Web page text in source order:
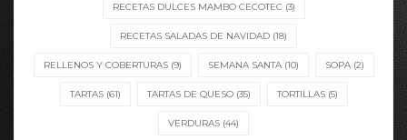
RECETAS DULCES MAMBO CECOTEC (3)
RECETAS SALADAS DE NAVIDAD (18)
RELLENOS Y COBERTURAS(9) SEMANA SANTA(10) SOPA(2)
TARTAS(61) TARTAS DE QUESO(35) TORTILLAS(5)
VERDURAS (44)